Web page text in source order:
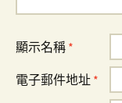
顯示名稱 *
電子郵件地址 *